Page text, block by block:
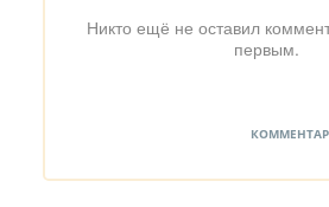
Никто ещё не оставил
первым.